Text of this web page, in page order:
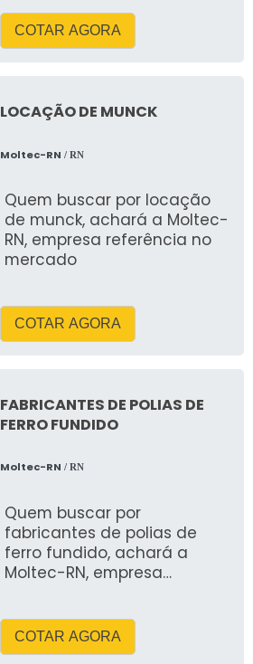
7mDESCRITIVOCesto
individual fabricado em
cesto: 136 kg(02) Duas ou
(04) Quatro sapatas
estabilizadoras tipo “A” ou
VerticaisGiro infinito de 360°
para fixação de cinto de
segurançaTomada de força
com Bomba de
engrenagens de alta
câmbio do
veículoReservatório de óleo
hidráulico com
em fibra de vidro de alta
resistência.Isolamento
COTAR AGORA
LOCAÇÃO DE MUNCK
Moltec-RN / RN
Quem buscar por locação
de munck, achará a Moltec-
RN, empresa referência no
mercado
COTAR AGORA
FABRICANTES DE POLIAS DE
FERRO FUNDIDO
Moltec-RN / RN
Quem buscar por
fabricantes de polias de
ferro fundido, achará a
Moltec-RN, empresa
COTAR AGORA